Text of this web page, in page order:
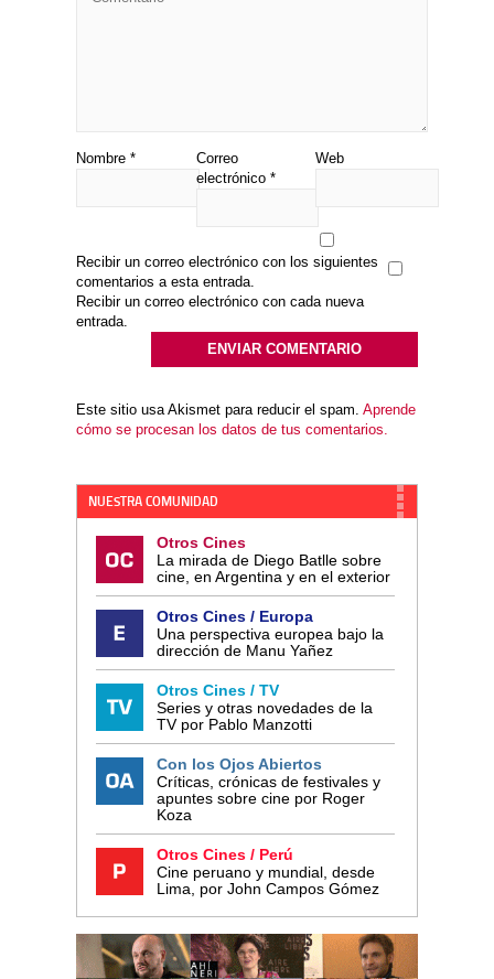
Nombre *
Correo
electrónico *
Web
Recibir un correo electrónico con los siguientes
comentarios a esta entrada.
Recibir un correo electrónico con cada nueva
entrada.
Este sitio usa Akismet para reducir el spam. Aprende
cómo se procesan los datos de tus comentarios.
NUESTRA COMUNIDAD
Otros Cines
La mirada de Diego Batlle sobre
cine, en Argentina y en el exterior
Otros Cines / Europa
Una perspectiva europea bajo la
dirección de Manu Yañez
Otros Cines / TV
Series y otras novedades de la
TV por Pablo Manzotti
Con los Ojos Abiertos
Críticas, crónicas de festivales y
apuntes sobre cine por Roger
Koza
Otros Cines / Perú
Cine peruano y mundial, desde
Lima, por John Campos Gómez